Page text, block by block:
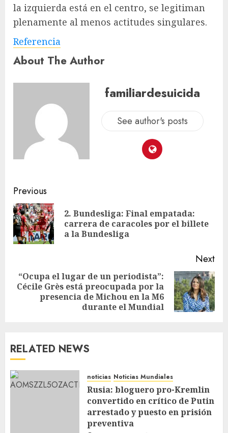
la izquierda está en el centro, se legitiman
plenamente al menos actitudes singulares.
Referencia
About The Author
familiardesuicida
See author's posts
Previous
2. Bundesliga: Final empatada:
carrera de caracoles por el billete
a la Bundesliga
Next
“Ocupa el lugar de un periodista”:
Cécile Grès está preocupada por la
presencia de Michou en la M6
durante el Mundial
RELATED NEWS
noticias Noticias Mundiales
Rusia: bloguero pro-Kremlin
convertido en crítico de Putin
arrestado y puesto en prisión
preventiva